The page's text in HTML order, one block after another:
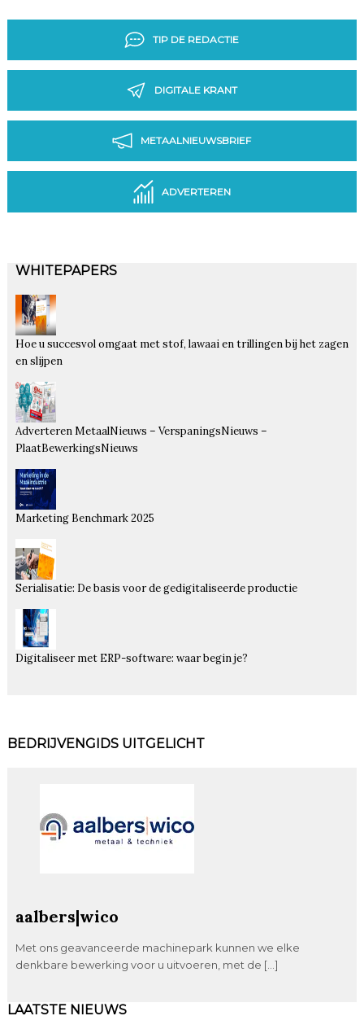
TIP DE REDACTIE
DIGITALE KRANT
METAALNIEUWSBRIEF
ADVERTEREN
WHITEPAPERS
Hoe u succesvol omgaat met stof, lawaai en trillingen bij het zagen
en slijpen
Adverteren MetaalNieuws – VerspaningsNieuws –
PlaatBewerkingsNieuws
Marketing Benchmark 2025
Serialisatie: De basis voor de gedigitaliseerde productie
Digitaliseer met ERP-software: waar begin je?
BEDRIJVENGIDS UITGELICHT
aalbers|wico
Met ons geavanceerde machinepark kunnen we elke
denkbare bewerking voor u uitvoeren, met de […]
LAATSTE NIEUWS